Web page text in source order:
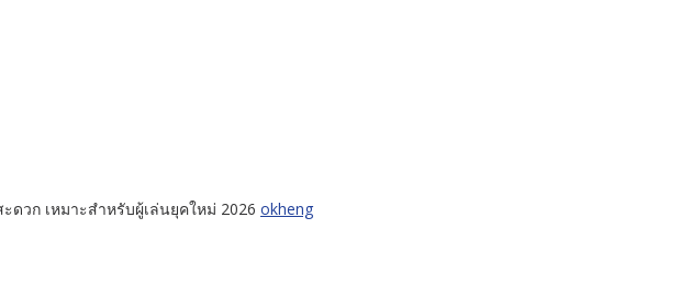
ดวก เหมาะสำหรับผู้เล่นยุคใหม่ 2026 okheng